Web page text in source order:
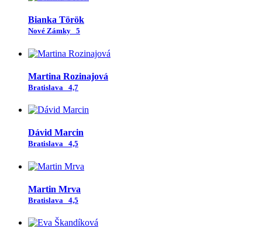
Bianka Török
Nové Zámky 5
Martina Rozinajová
Bratislava 4,7
Dávid Marcin
Bratislava 4,5
Martin Mrva
Bratislava 4,5